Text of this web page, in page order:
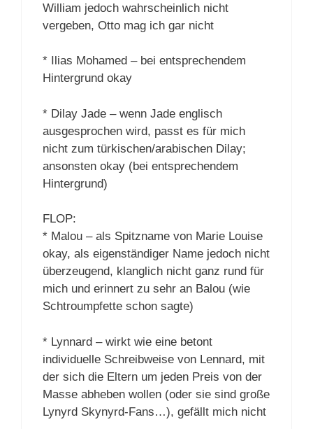
William jedoch wahrscheinlich nicht
vergeben, Otto mag ich gar nicht
* Ilias Mohamed – bei entsprechendem
Hintergrund okay
* Dilay Jade – wenn Jade englisch
ausgesprochen wird, passt es für mich
nicht zum türkischen/arabischen Dilay;
ansonsten okay (bei entsprechendem
Hintergrund)
FLOP:
* Malou – als Spitzname von Marie Louise
okay, als eigenständiger Name jedoch nicht
überzeugend, klanglich nicht ganz rund für
mich und erinnert zu sehr an Balou (wie
Schtroumpfette schon sagte)
* Lynnard – wirkt wie eine betont
individuelle Schreibweise von Lennard, mit
der sich die Eltern um jeden Preis von der
Masse abheben wollen (oder sie sind große
Lynyrd Skynyrd-Fans…), gefällt mich nicht